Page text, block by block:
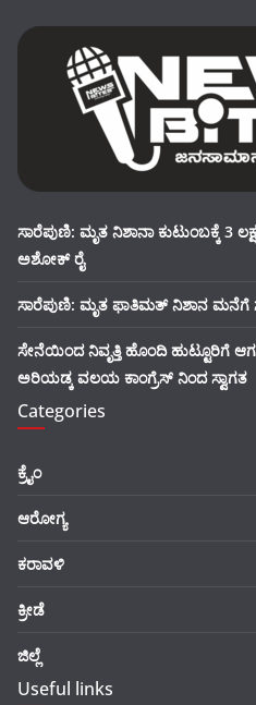
ಸಾರೆಪುಣಿ: ಮೃತ ನಿಶಾನಾ ಕುಟುಂಬಕ್ಕೆ 3
ಅಶೋಕ್ ರೈ
ಸಾರೆಪುಣಿ: ಮೃತ ಫಾತಿಮತ್ ನಿಶಾನ
ಸೇನೆಯಿಂದ ನಿವೃತ್ತಿ ಹೊಂದಿ ಹುಟ್ಟೂರಿಗೆ
ಅರಿಯಡ್ಕ ವಲಯ ಕಾಂಗ್ರೆಸ್ ನಿಂದ ಸ್ವಾಗತ
Categories
ಕ್ರೈಂ
ಆರೋಗ್ಯ
ಕರಾವಳಿ
ಕ್ರೀಡೆ
ಜಿಲ್ಲೆ
Useful links